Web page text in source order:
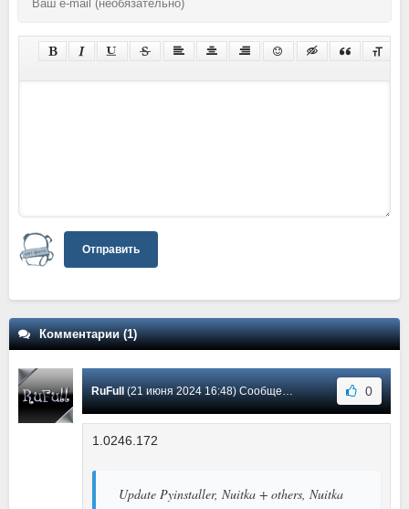
Отправить
Комментарии (1)
RuFull(21 июня 2024 16:48) Сообщение #1 0
1.0246.172
Update Pyinstaller, Nuitka + others, Nuitka